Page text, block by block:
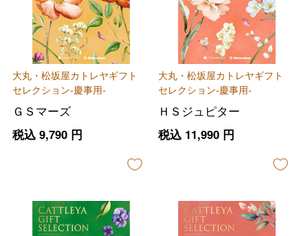
大丸・松坂屋カトレヤギフト
セレクション-慶事用-
ＧＳマーズ
税込 9,790円
大丸・松坂屋カトレヤギフト
セレクション-慶事用-
ＨＳジュピター
税込 11,990円